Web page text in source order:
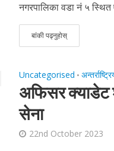
नगरपालिका वडा नं ५ स्थित
बांकी पढ्नुहोस्
Uncategorised •
अफिसर क्याडेट
सेना
22nd October 2023